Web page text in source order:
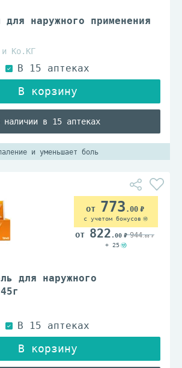
для наружного применения
и Ко.КГ
наличии в 15 аптеках
и уменьшает боль
для наружного
773 .00
с учетом бонусов
822 .00 944.00
+ 25